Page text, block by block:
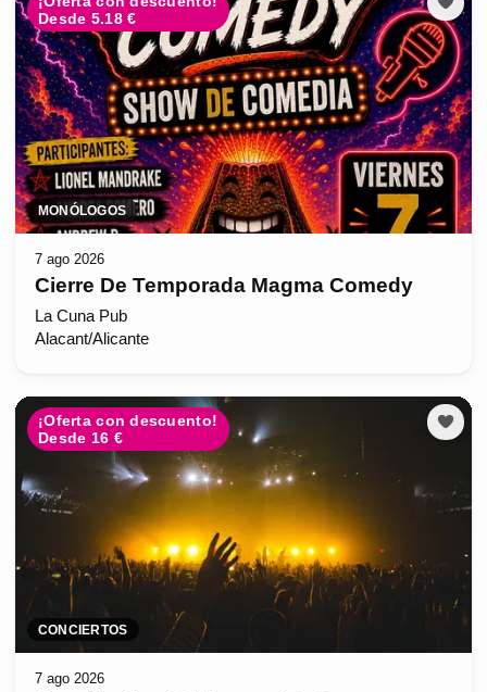
Desde 5.18 €
MONÓLOGOS
7 ago 2026
Cierre De Temporada Magma Comedy
La Cuna Pub
Alacant/Alicante
¡Oferta con descuento!
Desde 16 €
CONCIERTOS
7 ago 2026